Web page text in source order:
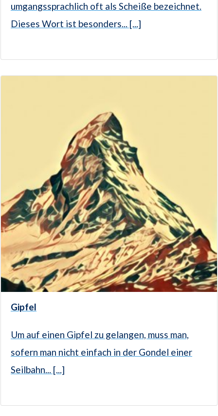
umgangssprachlich oft als Scheiße bezeichnet.
Dieses Wort ist besonders... [...]
Gipfel
Um auf einen Gipfel zu gelangen, muss man,
sofern man nicht einfach in der Gondel einer
Seilbahn... [...]